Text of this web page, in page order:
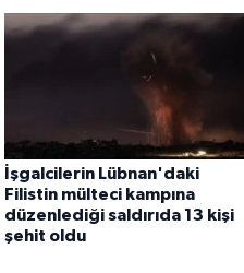
İşgalcilerin Lübnan'daki
Filistin mülteci kampına
düzenlediği saldırıda 13 kişi
şehit oldu